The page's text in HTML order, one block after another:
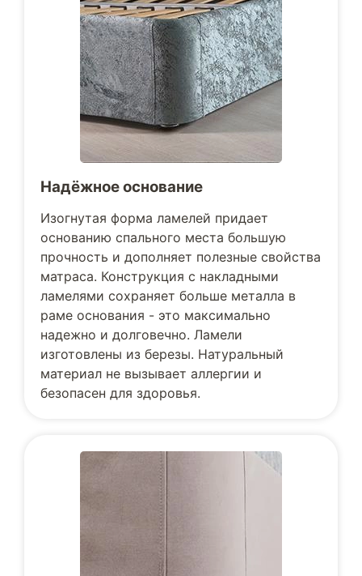
Надёжное основание
Изогнутая форма ламелей придает
основанию спального места большую
прочность и дополняет полезные свойства
матраса. Конструкция с накладными
ламелями сохраняет больше металла в
раме основания - это максимально
надежно и долговечно. Ламели
изготовлены из березы. Натуральный
материал не вызывает аллергии и
безопасен для здоровья.